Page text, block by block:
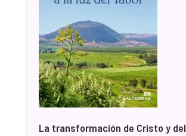
La transformación de Cristo y del